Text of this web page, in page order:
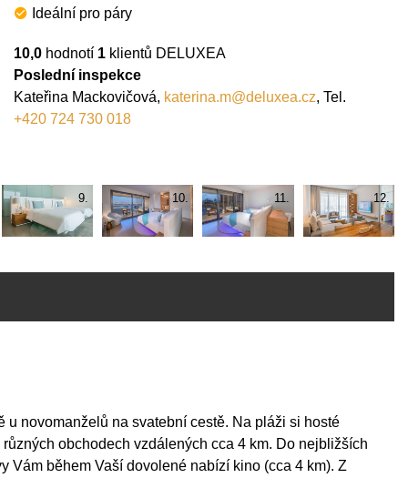
Ideální pro páry
10,0 hodnotí 1 klientů DELUXEA
Poslední inspekce
Kateřina Mackovičová, katerina.m@deluxea.cz, Tel.
+420 724 730 018
9. 10. 11. 12.
novomanželů na svatební cestě. Na pláži si hosté
obchodech vzdálených cca 4 km. Do nejbližších
Vám během Vaší dovolené nabízí kino (cca 4 km). Z